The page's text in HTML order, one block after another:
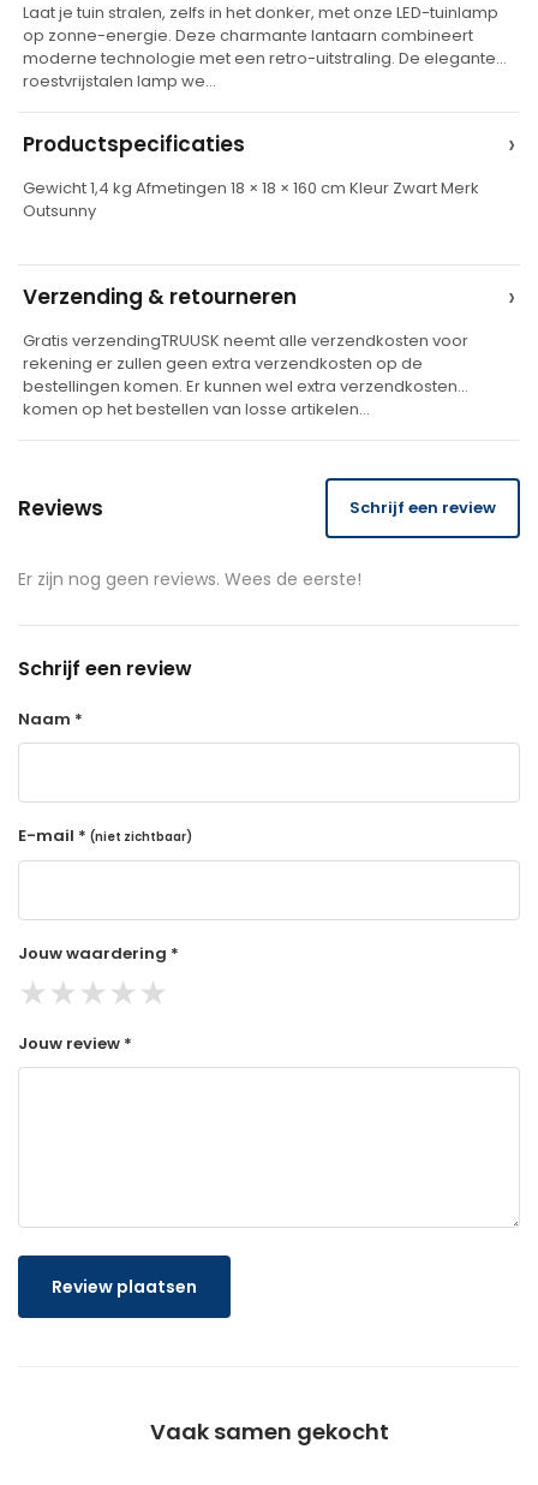
t
e
r
a
t
e
Laat je tuin stralen, zelfs in het donker, met onze LED-tuinlamp
op zonne-energie. Deze charmante lantaarn combineert
moderne technologie met een retro-uitstraling. De elegante
roestvrijstalen lamp we…
Productspecificaties ›
Gewicht 1,4 kg Afmetingen 18 × 18 × 160 cm Kleur Zwart Merk
Outsunny
Verzending & retourneren ›
Gratis verzendingTRUUSK neemt alle verzendkosten voor
rekening er zullen geen extra verzendkosten op de
bestellingen komen. Er kunnen wel extra verzendkosten
komen op het bestellen van losse artikelen…
Reviews Schrijf een review
Er zijn nog geen reviews. Wees de eerste!
Schrijf een review
Naam *
E-mail * (niet zichtbaar)
Jouw waardering *
★★★★★
Jouw review *
Review plaatsen
Vaak samen gekocht